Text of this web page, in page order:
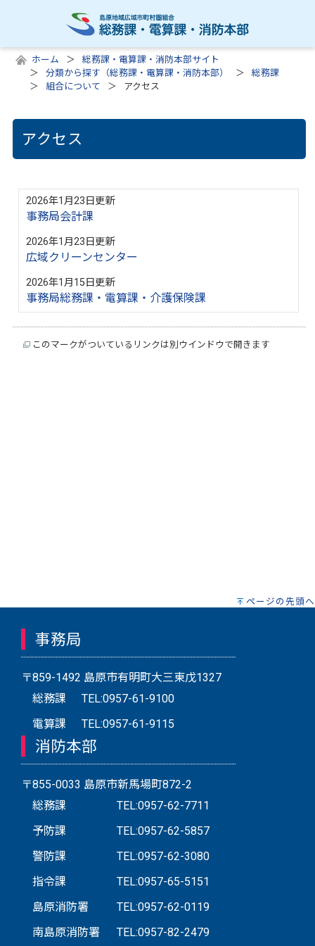
ホーム
総務課・電算課・消防本部サイト
分類から探す（総務課・電算課・消防本部）
総務課
組合について
アクセス
アクセス
2026年1月23日更新
事務局会計課
2026年1月23日更新
広域クリーンセンター
2026年1月15日更新
事務局総務課・電算課・介護保険課
このマークがついているリンクは別ウインドウで開きます
ページの先頭へ
事務局
〒859-1492 島原市有明町大三東戊1327
総務課
TEL:0957-61-9100
電算課
TEL:0957-61-9115
消防本部
〒855-0033 島原市新馬場町872-2
総務課
TEL:0957-62-7711
予防課
TEL:0957-62-5857
警防課
TEL:0957-62-3080
指令課
TEL:0957-65-5151
島原消防署
TEL:0957-62-0119
南島原消防署
TEL:0957-82-2479